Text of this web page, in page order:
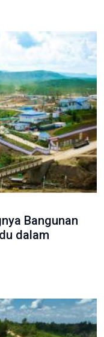
Bangunan
dalam